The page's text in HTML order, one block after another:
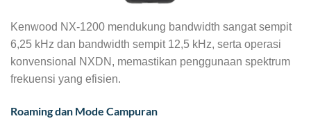
Kenwood NX-1200 mendukung bandwidth sangat sempit
6,25 kHz dan bandwidth sempit 12,5 kHz, serta operasi
konvensional NXDN, memastikan penggunaan spektrum
frekuensi yang efisien.
Roaming dan Mode Campuran